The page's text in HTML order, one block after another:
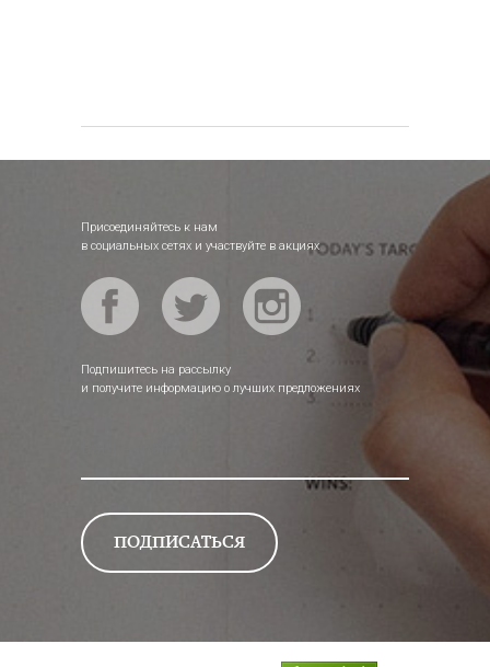
Присоединяйтесь к нам
в социальных сетях и участвуйте в акциях
Подпишитесь на рассылку
и получите информацию о лучших предложениях